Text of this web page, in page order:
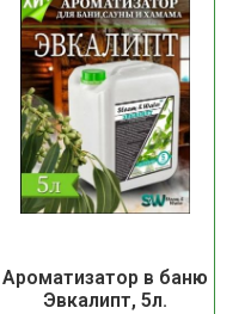
Ароматизатор в баню
Эвкалипт, 5л.